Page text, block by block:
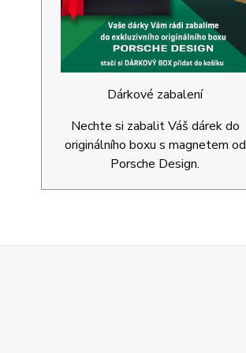
Dárkové zabalení
Nechte si zabalit Váš dárek do
originálního boxu s magnetem od
Porsche Design.